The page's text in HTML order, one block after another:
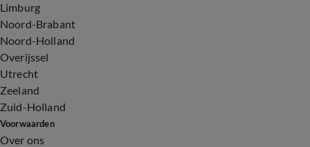
Limburg
Noord-Brabant
Noord-Holland
Overijssel
Utrecht
Zeeland
Zuid-Holland
Voorwaarden
Over ons